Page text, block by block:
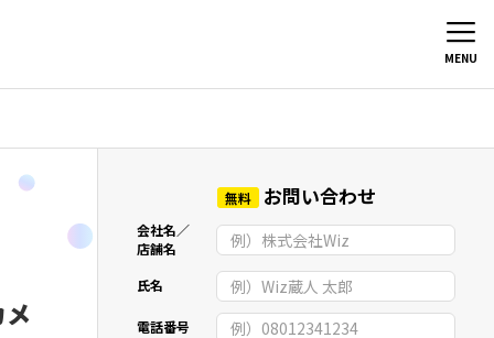
MENU
無料 お問い合わせ
会社名／
店舗名
氏名
電話番号